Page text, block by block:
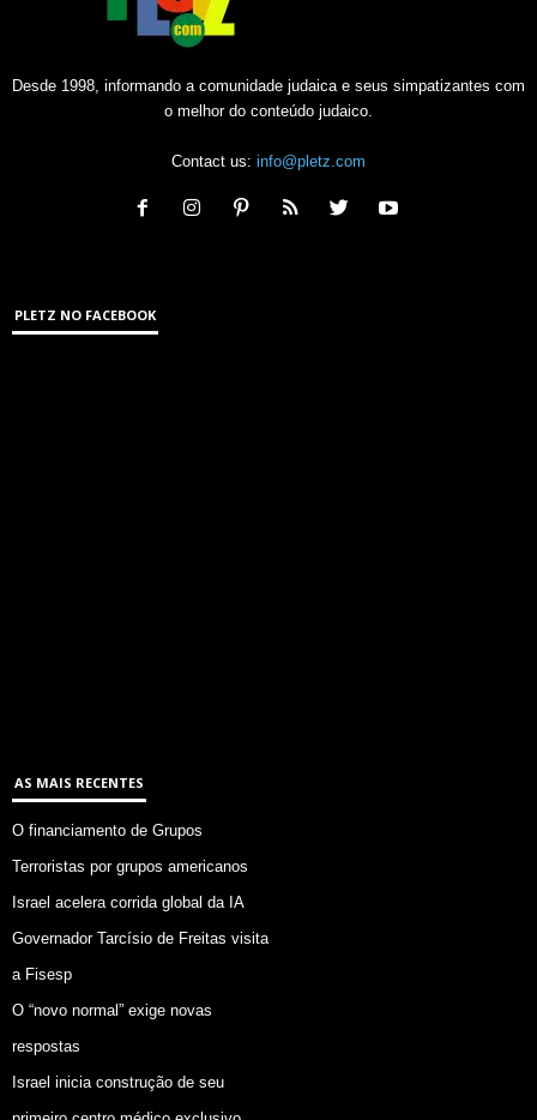
Desde 1998, informando a comunidade judaica e seus simpatizantes com
o melhor do conteúdo judaico.
Contact us: info@pletz.com
PLETZ NO FACEBOOK
AS MAIS RECENTES
O financiamento de Grupos
Terroristas por grupos americanos
Israel acelera corrida global da IA
Governador Tarcísio de Freitas visita
a Fisesp
O “novo normal” exige novas
respostas
Israel inicia construção de seu